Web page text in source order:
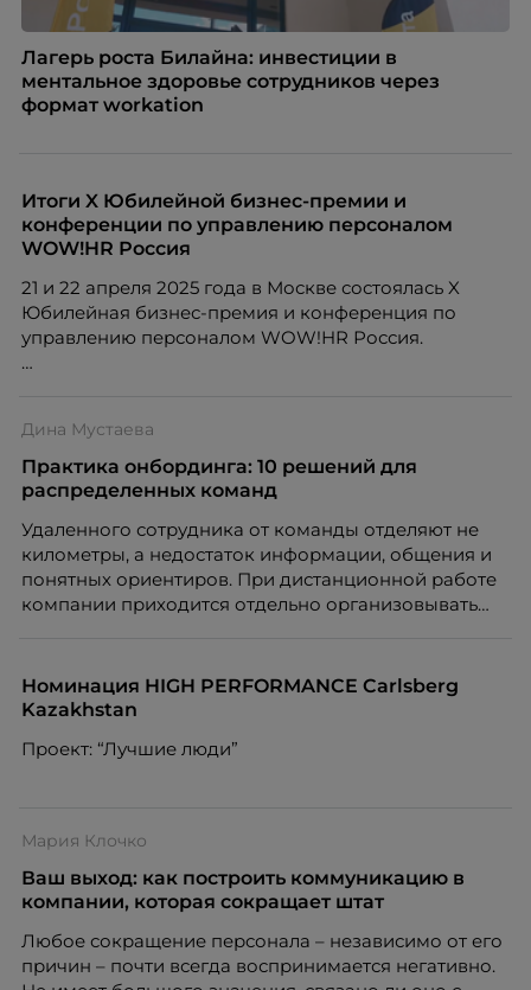
Лагерь роста Билайна: инвестиции в
ментальное здоровье сотрудников через
формат workation
Итоги X Юбилейной бизнес-премии и
конференции по управлению персоналом
WOW!HR Россия
21 и 22 апреля 2025 года в Москве состоялась X
Юбилейная бизнес-премия и конференция по
управлению персоналом WOW!HR Россия.
номинантов и гостей мероприятия.
Дина Мустаева
Практика онбординга: 10 решений для
распределенных команд
Удаленного сотрудника от команды отделяют не
километры, а недостаток информации, общения и
понятных ориентиров. При дистанционной работе
компании приходится отдельно организовывать
по работе с персоналом Инфомаксимум,
рассказывает, как выстроить адаптацию
бесконечных созвонов.
Номинация HIGH PERFORMANCE Carlsberg
Kazakhstan
Проект: “Лучшие люди”
Мария Клочко
Ваш выход: как построить коммуникацию в
компании, которая сокращает штат
Любое сокращение персонала – независимо от его
причин – почти всегда воспринимается негативно.